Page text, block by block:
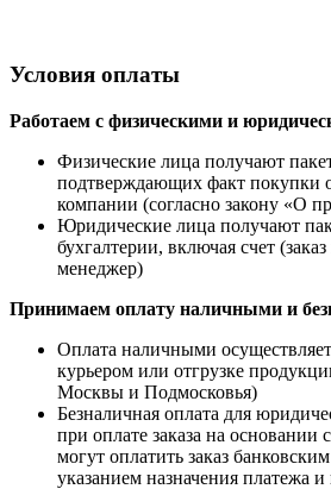
Условия оплаты
Работаем с физическими и
Физические лица получают
подтверждающих факт покупки
компании (согласно закону «О
Юридические лица получают
бухгалтерии, включая счет
менеджер)
Принимаем оплату наличными и
Оплата наличными
курьером или отгрузке
Москвы и Подмосковья)
Безналичная оплата для
при оплате заказа на основании
могут оплатить заказ
указанием назначения платежа